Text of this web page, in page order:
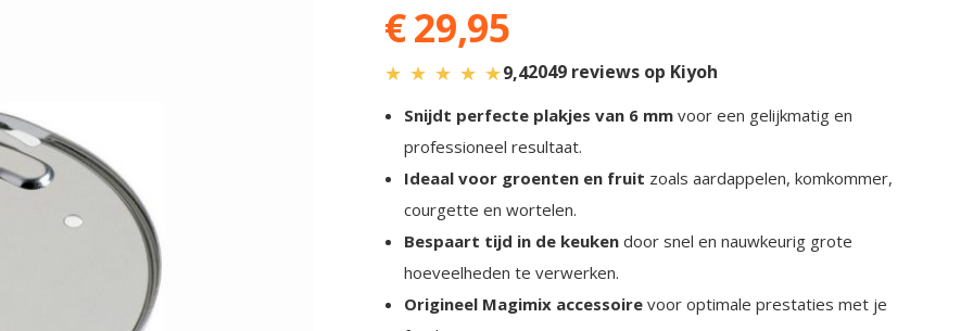
€ 29,95
★ ★ ★ ★ ★9,42049 reviews op Kiyoh
Snijdt perfecte plakjes van 6 mm voor een gelijkmatig en
professioneel resultaat.
Ideaal voor groenten en fruit zoals aardappelen, komkommer,
courgette en wortelen.
Bespaart tijd in de keuken door snel en nauwkeurig grote
hoeveelheden te verwerken.
Origineel Magimix accessoire voor optimale prestaties met je